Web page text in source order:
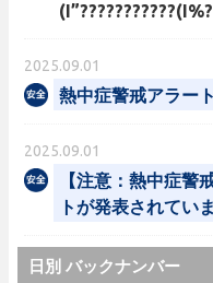
2025.09.01
熱中症警戒アラー
2025.09.01
【注意：熱中症警
トが発表されてい
日別 バックナンバー